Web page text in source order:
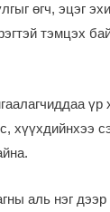
өгч, эцэг
тэмцэх
үр
хүүхдийнхээ
аль нэг